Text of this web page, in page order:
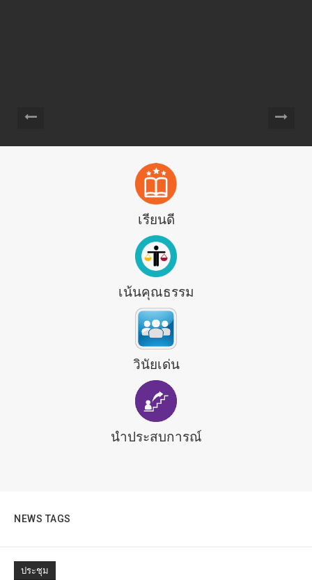
เรียนดี
เน้นคุณธรรม
วินัยเด่น
นำประสบการณ์
NEWS TAGS
ประชุม